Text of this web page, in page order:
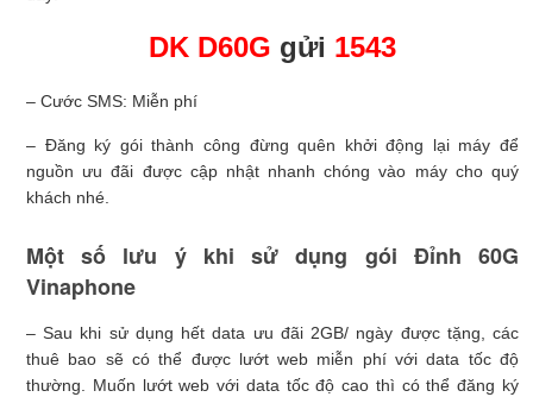
DK D60G gửi 1543
– Cước SMS: Miễn phí
– Đăng ký gói thành công đừng quên khởi động lại máy để
nguồn ưu đãi được cập nhật nhanh chóng vào máy cho quý
khách nhé.
Một số lưu ý khi sử dụng gói Đỉnh 60G
Vinaphone
– Sau khi sử dụng hết data ưu đãi 2GB/ ngày được tặng, các
thuê bao sẽ có thể được lướt web miễn phí với data tốc độ
thường. Muốn lướt web với data tốc độ cao thì có thể đăng ký